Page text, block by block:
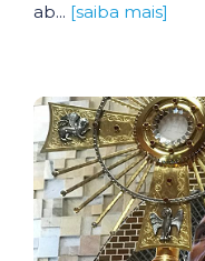
ab... [saiba mais]